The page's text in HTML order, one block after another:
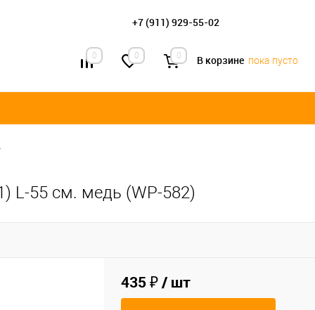
+7 (911) 929-55-02
0 0 0 В корзине пока пусто
L-55 см. медь (WP-582)
435 ₽/ шт